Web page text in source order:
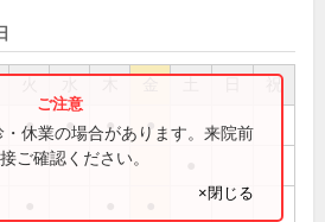
祝
● ● ● ●
休業の場合があります。来院前
ご確認ください。
×閉じる